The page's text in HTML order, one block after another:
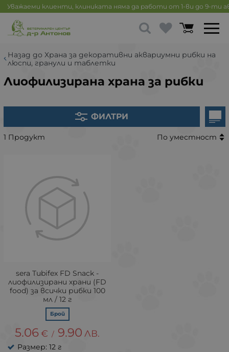
Уважаеми клиенти, клиниката няма да работи от 1-ви до 9-ти
Назад до Храна за декоративни аквариумни рибки на
люспи, гранули и таблетки
Лиофилизирана храна за рибки
ФИЛТРИ
1 Продукт По уместност
sera Tubifex FD Snack -
лиофилизирани храни (FD
food) за всички рибки 100
мл / 12 г
Брой
5.06€ / 9.90 ЛВ.
Размер: 12 г